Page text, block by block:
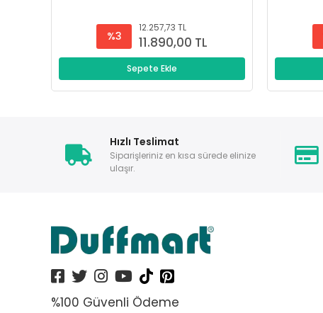
%3
12.257,73 TL
11.890,00 TL
Sepete Ekle
Hızlı Teslimat
Siparişleriniz en kısa sürede elinize
ulaşır.
%100 Güvenli Ödeme